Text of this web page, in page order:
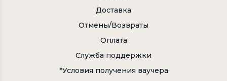
Доставка
Отмены/Возвраты
Оплата
Служба поддержки
*Условия получения ваучера